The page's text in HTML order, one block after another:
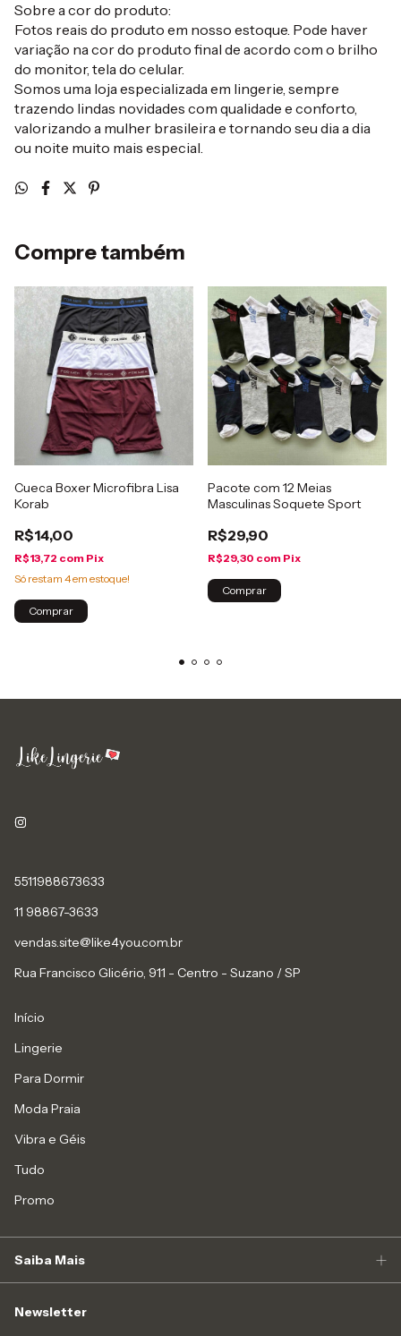
Sobre a cor do produto:
Fotos reais do produto em nosso estoque. Pode haver
variação na cor do produto final de acordo com o brilho
do monitor, tela do celular.
Somos uma loja especializada em lingerie, sempre
trazendo lindas novidades com qualidade e conforto,
valorizando a mulher brasileira e tornando seu dia a dia
ou noite muito mais especial.
Compre também
Cueca Boxer Microfibra Lisa
Korab
R$14,00
R$13,72 com Pix
Só restam 4em estoque!
Comprar
Pacote com 12 Meias
Masculinas Soquete Sport
R$29,90
R$29,30 com Pix
Comprar
5511988673633
11 98867-3633
vendas.site@like4you.com.br
Rua Francisco Glicério, 911 - Centro - Suzano / SP
Início
Lingerie
Para Dormir
Moda Praia
Vibra e Géis
Tudo
Promo
Saiba Mais
Newsletter